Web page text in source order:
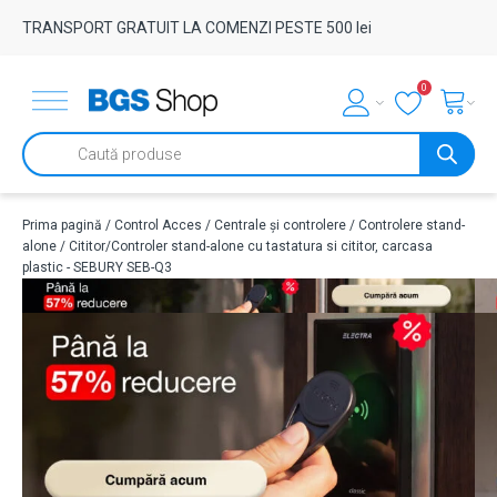
TRANSPORT GRATUIT LA COMENZI PESTE 500 lei
0
Products
search
Prima pagină / Control Acces / Centrale și controlere / Controlere stand-
alone / Cititor/Controler stand-alone cu tastatura si cititor, carcasa
plastic - SEBURY SEB-Q3